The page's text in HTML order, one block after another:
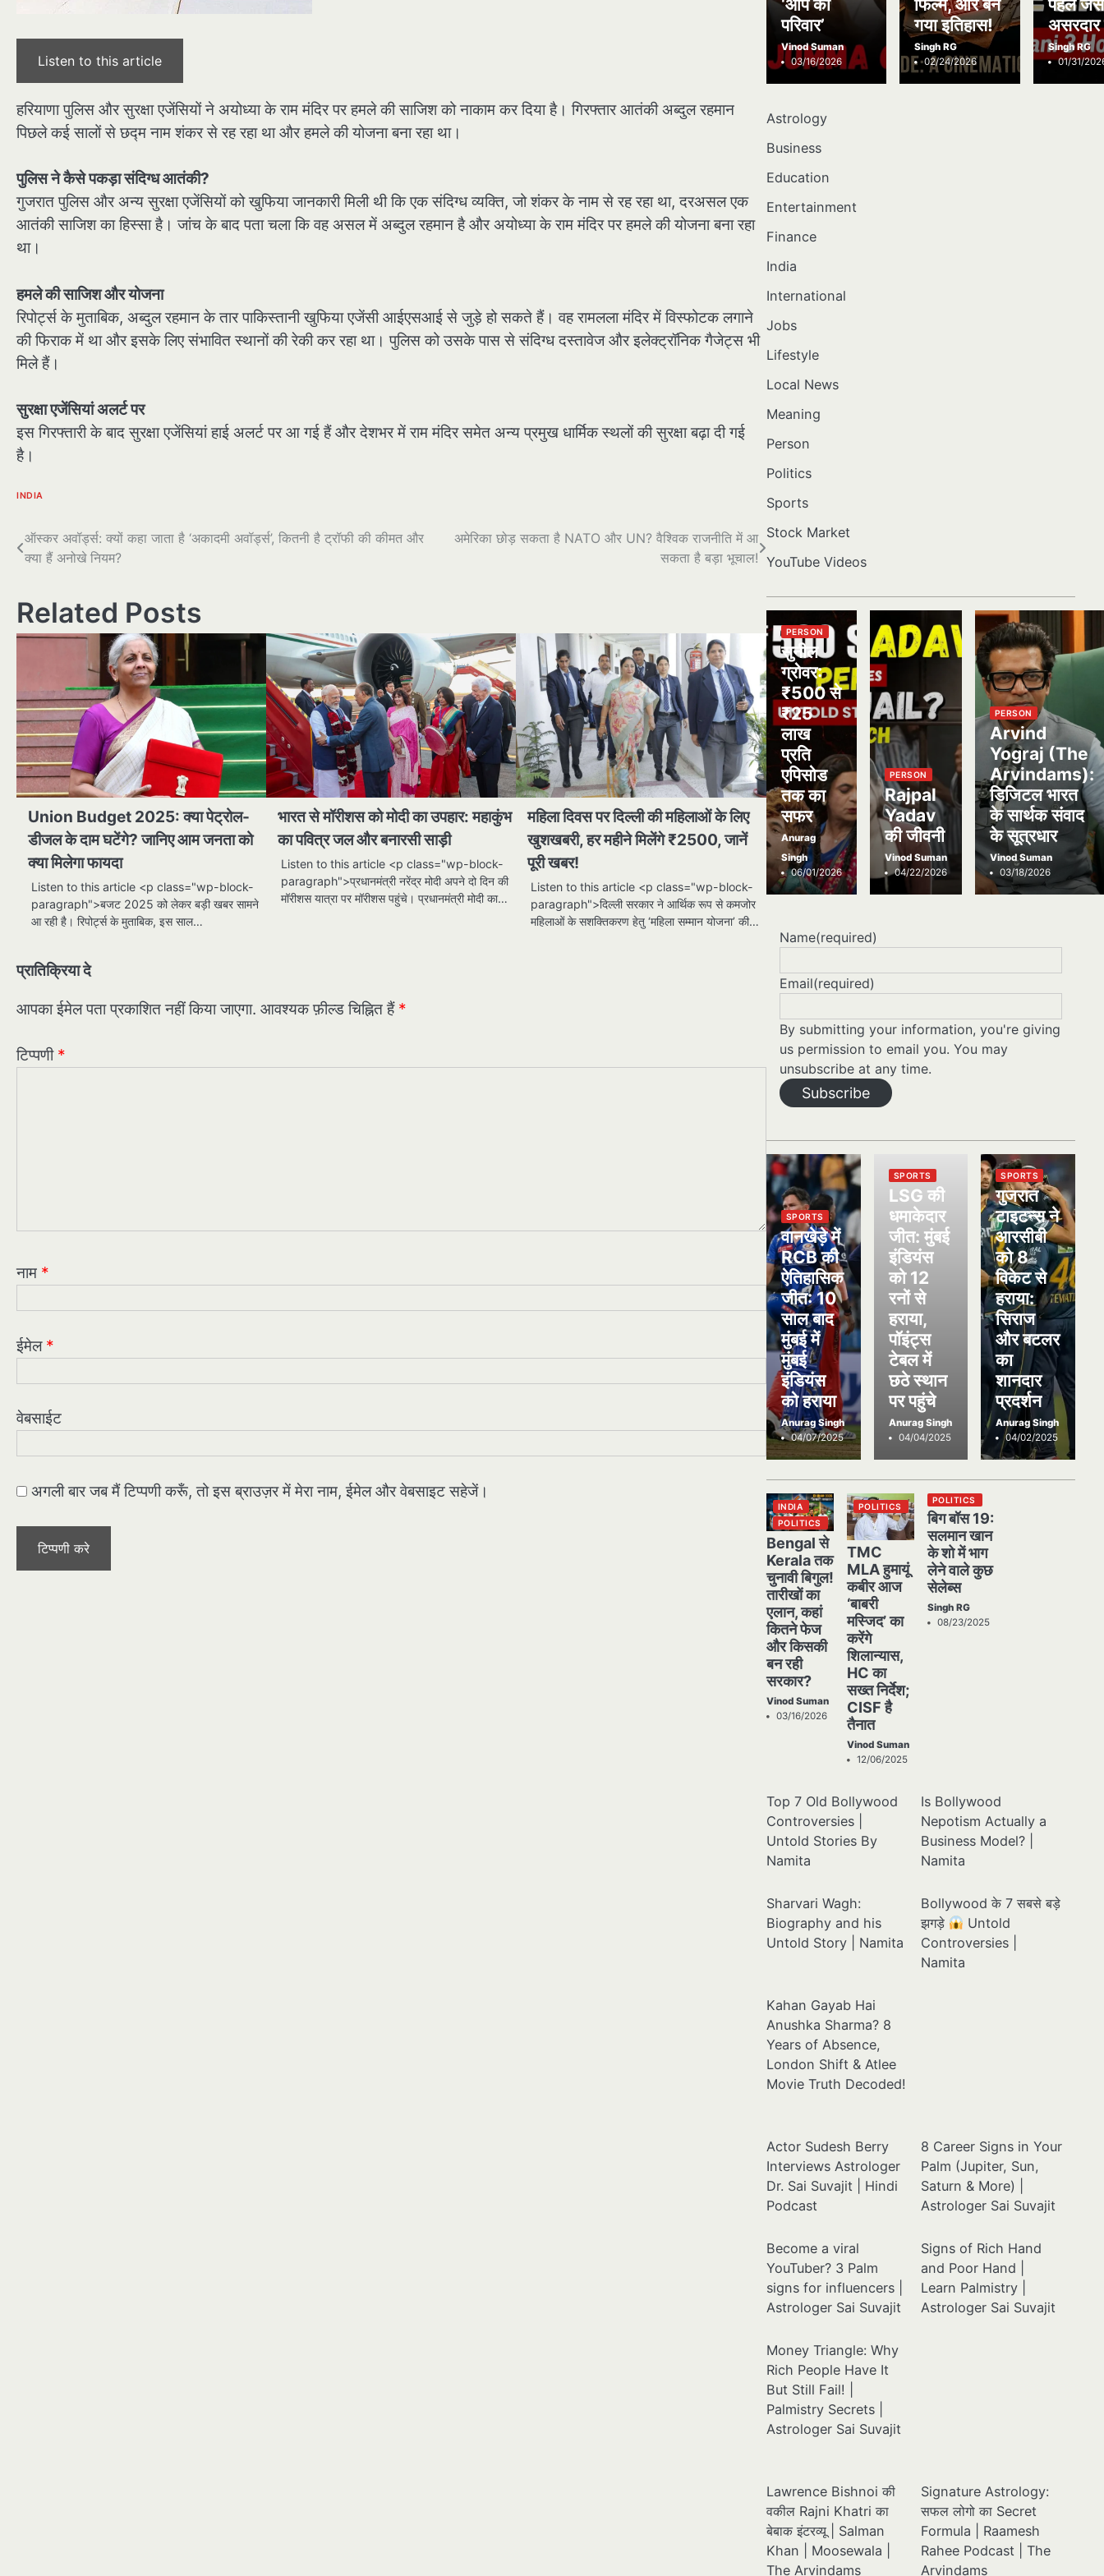
Listen to this article
हरियाणा पुलिस और सुरक्षा एजेंसियों ने अयोध्या के राम मंदिर पर हमले की साजिश को नाकाम कर दिया है। गिरफ्तार आतंकी अब्दुल रहमान
पिछले कई सालों से छद्म नाम शंकर से रह रहा था और हमले की योजना बना रहा था।
पुलिस ने कैसे पकड़ा संदिग्ध आतंकी?
गुजरात पुलिस और अन्य सुरक्षा एजेंसियों को खुफिया जानकारी मिली थी कि एक संदिग्ध व्यक्ति, जो शंकर के नाम से रह रहा था, दरअसल एक
आतंकी साजिश का हिस्सा है। जांच के बाद पता चला कि वह असल में अब्दुल रहमान है और अयोध्या के राम मंदिर पर हमले की योजना बना रहा
था।
हमले की साजिश और योजना
रिपोर्ट्स के मुताबिक, अब्दुल रहमान के तार पाकिस्तानी खुफिया एजेंसी आईएसआई से जुड़े हो सकते हैं। वह रामलला मंदिर में विस्फोटक लगाने
की फिराक में था और इसके लिए संभावित स्थानों की रेकी कर रहा था। पुलिस को उसके पास से संदिग्ध दस्तावेज और इलेक्ट्रॉनिक गैजेट्स भी
मिले हैं।
सुरक्षा एजेंसियां अलर्ट पर
इस गिरफ्तारी के बाद सुरक्षा एजेंसियां हाई अलर्ट पर आ गई हैं और देशभर में राम मंदिर समेत अन्य प्रमुख धार्मिक स्थलों की सुरक्षा बढ़ा दी गई
है।
INDIA
पोस्ट
नेविगेशन
ऑस्कर अवॉर्ड्स: क्यों कहा जाता है ‘अकादमी अवॉर्ड्स’, कितनी है ट्रॉफी की कीमत और
क्या हैं अनोखे नियम?
अमेरिका छोड़ सकता है NATO और UN? वैश्विक राजनीति में आ
सकता है बड़ा भूचाल!
Related Posts
Union Budget 2025: क्या पेट्रोल-
डीजल के दाम घटेंगे? जानिए आम जनता को
क्या मिलेगा फायदा
Listen to this article <p class="wp-block-
paragraph">बजट 2025 को लेकर बड़ी खबर सामने
आ रही है। रिपोर्ट्स के मुताबिक, इस साल…
भारत से मॉरीशस को मोदी का उपहार: महाकुंभ
का पवित्र जल और बनारसी साड़ी
Listen to this article <p class="wp-block-
paragraph">प्रधानमंत्री नरेंद्र मोदी अपने दो दिन की
मॉरीशस यात्रा पर मॉरीशस पहुंचे। प्रधानमंत्री मोदी का…
महिला दिवस पर दिल्ली की महिलाओं के लिए
खुशखबरी, हर महीने मिलेंगे ₹2500, जानें
पूरी खबर!
Listen to this article <p class="wp-block-
paragraph">दिल्ली सरकार ने आर्थिक रूप से कमजोर
महिलाओं के सशक्तिकरण हेतु ‘महिला सम्मान योजना’ की…
प्रातिक्रिया दे
आपका ईमेल पता प्रकाशित नहीं किया जाएगा. आवश्यक फ़ील्ड चिह्नित हैं *
टिप्पणी *
नाम *
ईमेल *
वेबसाईट
अगली बार जब मैं टिप्पणी करूँ, तो इस ब्राउज़र में मेरा नाम, ईमेल और वेबसाइट सहेजें।
‘आप का
परिवार’
Vinod Suman
03/16/2026
फिल्में, और बन
गया इतिहास!
Singh RG
02/24/2026
पहले
असरदार
Singh RG
01/31/
Astrology
Business
Education
Entertainment
Finance
India
International
Jobs
Lifestyle
Local News
Meaning
Person
Politics
Sports
Stock Market
YouTube Videos
PERSON
सुनील
ग्रोवर:
₹500 से
₹25
लाख
प्रति
एपिसोड
तक का
सफर
Anurag
Singh
06/01/2026
PERSON
Rajpal
Yadav
की जीवनी
Vinod Suman
04/22/2026
PERSON
Arvind
Yograj (The
Arvindams):
डिजिटल भारत
के सार्थक संवाद
के सूत्रधार
Vinod Suman
03/18/2026
Name(required)
Email(required)
By submitting your information, you're giving
us permission to email you. You may
unsubscribe at any time.
Subscribe
SPORTS
वानखेड़े में
RCB की
ऐतिहासिक
जीत: 10
साल बाद
मुंबई में
मुंबई
इंडियंस
को हराया
Anurag Singh
04/07/2025
SPORTS
LSG की
धमाकेदार
जीत: मुंबई
इंडियंस
को 12
रनों से
हराया,
पॉइंट्स
टेबल में
छठे स्थान
पर पहुंचे
Anurag Singh
04/04/2025
SPORTS
गुजरात
टाइटन्स ने
आरसीबी
को 8
विकेट से
हराया:
सिराज
और बटलर
का
शानदार
प्रदर्शन
Anurag Singh
04/02/2025
INDIA
POLITICS
Bengal से
Kerala तक
चुनावी बिगुल!
तारीखों का
एलान, कहां
कितने फेज
और किसकी
बन रही
सरकार?
Vinod Suman
03/16/2026
POLITICS
TMC
MLA हुमायूं
कबीर आज
‘बाबरी
मस्जिद’ का
करेंगे
शिलान्यास,
HC का
सख्त निर्देश;
CISF है
तैनात
Vinod Suman
12/06/2025
POLITICS
बिग बॉस 19:
सलमान खान
के शो में भाग
लेने वाले कुछ
सेलेब्स
Singh RG
08/23/2025
Top 7 Old Bollywood
Controversies |
Untold Stories By
Namita
Is Bollywood
Nepotism Actually a
Business Model? |
Namita
Sharvari Wagh:
Biography and his
Untold Story | Namita
Bollywood के 7 सबसे बड़े
झगड़े
Untold
Controversies |
Namita
Kahan Gayab Hai
Anushka Sharma? 8
Years of Absence,
London Shift & Atlee
Movie Truth Decoded!
Actor Sudesh Berry
Interviews Astrologer
Dr. Sai Suvajit | Hindi
Podcast
8 Career Signs in Your
Palm (Jupiter, Sun,
Saturn & More) |
Astrologer Sai Suvajit
Become a viral
YouTuber? 3 Palm
signs for influencers |
Astrologer Sai Suvajit
Signs of Rich Hand
and Poor Hand |
Learn Palmistry |
Astrologer Sai Suvajit
Money Triangle: Why
Rich People Have It
But Still Fail! |
Palmistry Secrets |
Astrologer Sai Suvajit
Lawrence Bishnoi की
वकील Rajni Khatri का
बेबाक इंटरव्यू | Salman
Khan | Moosewala |
The Arvindams
Signature Astrology:
सफल लोगो का Secret
Formula | Raamesh
Rahee Podcast | The
Arvindams